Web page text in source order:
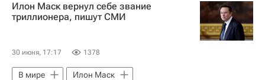
Илон Маск вернул себе звание
триллионера, пишут СМИ
30 июня, 17:17 1378
В мире Илон Маск